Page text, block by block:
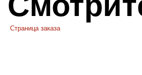
Страница заказа